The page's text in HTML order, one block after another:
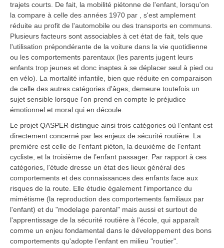
trajets courts. De fait, la mobilité piétonne de l'enfant, lorsqu'on
la compare à celle des années 1970 par , s'est amplement
réduite au profit de l'automobile ou des transports en communs.
Plusieurs facteurs sont associables à cet état de fait, tels que
l'utilisation prépondérante de la voiture dans la vie quotidienne
ou les comportements parentaux (les parents jugent leurs
enfants trop jeunes et donc inaptes à se déplacer seul à pied ou
en vélo). La mortalité infantile, bien que réduite en comparaison
de celle des autres catégories d'âges, demeure toutefois un
sujet sensible lorsque l'on prend en compte le préjudice
émotionnel et moral qui en découle.
Le projet QASPER distingue ainsi trois catégories où l’enfant est
directement concerné par les enjeux de sécurité routière. La
première est celle de l’enfant piéton, la deuxième de l’enfant
cycliste, et la troisième de l’enfant passager. Par rapport à ces
catégories, l'étude dresse un état des lieux général des
comportements et des connaissances des enfants face aux
risques de la route. Elle étudie également l'importance du
mimétisme (la reproduction des comportements familiaux par
l'enfant) et du "modelage parental" mais aussi et surtout de
l'apprentissage de la sécurité routière à l'école, qui apparaît
comme un enjeu fondamental dans le développement des bons
comportements qu'adopte l'enfant en milieu "routier".